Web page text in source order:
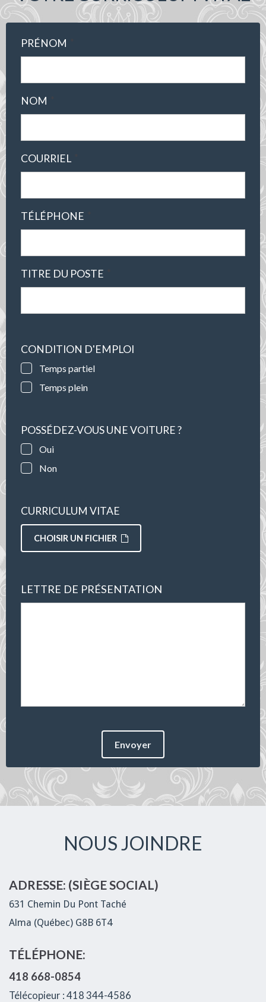
PRÉNOM
NOM
COURRIEL
TÉLÉPHONE
TITRE DU POSTE
CONDITION D'EMPLOI
Temps partiel
Temps plein
POSSÉDEZ-VOUS UNE VOITURE ?
Oui
Non
CURRICULUM VITAE
CHOISIR UN FICHIER
LETTRE DE PRÉSENTATION
Envoyer
NOUS JOINDRE
ADRESSE: (SIÈGE SOCIAL)
631 Chemin Du Pont Taché
Alma (Québec) G8B 6T4
TÉLÉPHONE:
418 668-0854
Télécopieur : 418 344-4586